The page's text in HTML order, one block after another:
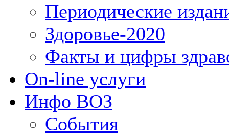
Периодические
Здоровье-2020
Факты и цифры
On-line услуги
Инфо ВОЗ
События